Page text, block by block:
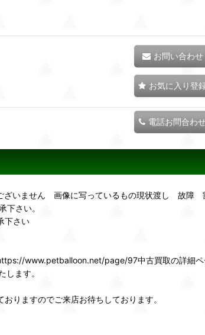
お問い合わせ
お気に入り登
電話お問合わ
いません 画像に写っているもの現状渡し 故障
さい。
下さい
www.petballoon.net/page/97中古買取の詳細ペ
ます。
りますのでご来店お待ちしております。